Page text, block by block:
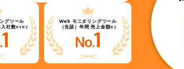
グツール
社数※1※2
1
Web モニタリングツール
（当該）年間 売上金額※2
No.1